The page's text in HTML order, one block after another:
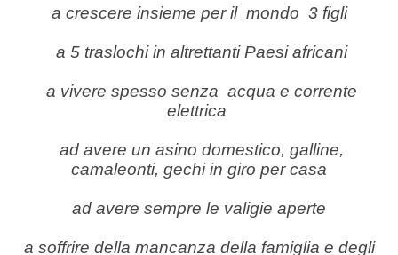
a crescere insieme per il mondo 3 figli
a 5 traslochi in altrettanti Paesi africani
a vivere spesso senza acqua e corrente
elettrica
ad avere un asino domestico, galline,
camaleonti, gechi in giro per casa
ad avere sempre le valigie aperte
a soffrire della mancanza della famiglia e degli